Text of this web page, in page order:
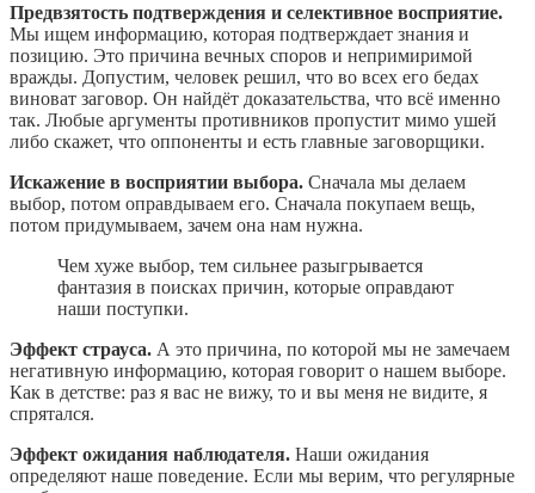
Предвзятость подтверждения и селективное восприятие.
Мы ищем информацию, которая подтверждает знания и
позицию. Это причина вечных споров и непримиримой
вражды. Допустим, человек решил, что во всех его бедах
виноват заговор. Он найдёт доказательства, что всё именно
так. Любые аргументы противников пропустит мимо ушей
либо скажет, что оппоненты и есть главные заговорщики.
Искажение в восприятии выбора. Сначала мы делаем
выбор, потом оправдываем его. Сначала покупаем вещь,
потом придумываем, зачем она нам нужна.
Чем хуже выбор, тем сильнее разыгрывается
фантазия в поисках причин, которые оправдают
наши поступки.
Эффект страуса. А это причина, по которой мы не замечаем
негативную информацию, которая говорит о нашем выборе.
Как в детстве: раз я вас не вижу, то и вы меня не видите, я
спрятался.
Эффект ожидания наблюдателя. Наши ожидания
определяют наше поведение. Если мы верим, что регулярные